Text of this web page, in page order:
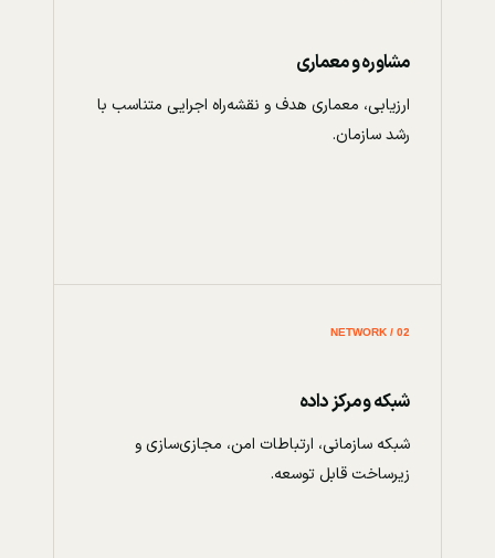
مشاوره و معماری
ارزیابی، معماری هدف و نقشه‌راه اجرایی متناسب با
رشد سازمان.
02 / NETWORK
شبکه و مرکز داده
شبکه سازمانی، ارتباطات امن، مجازی‌سازی و
زیرساخت قابل توسعه.